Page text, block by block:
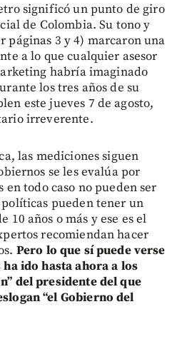
significó un punto de giro
de Colombia. Su tono y
páginas 3 y 4) marcaron una
a lo que cualquier asesor
habría imaginado
los tres años de su
este jueves 7 de agosto,
irreverente.
las mediciones siguen
se les evalúa por
en todo caso no pueden ser
pueden tener un
10 años o más y ese es el
recomiendan hacer
Pero lo que sí puede verse
ido hasta ahora a los
del presidente del que
“el Gobierno del